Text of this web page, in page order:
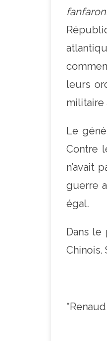
leurs
militaire
Le
Contre
n’avait
guerre
égal.
Dans le
Chinois.